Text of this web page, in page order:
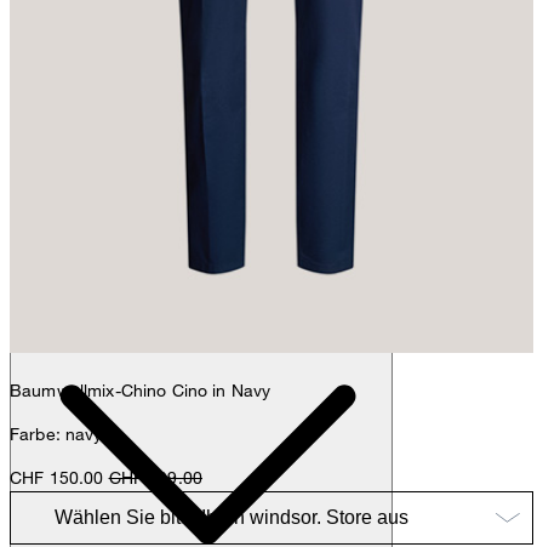
Baumwollmix-Chino Cino in Navy
Farbe: navy
CHF 150.00 CHF 239.00